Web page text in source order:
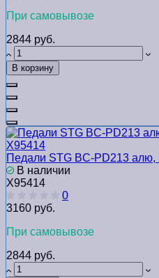
При самовывозе
2844 руб.
В корзину
Педали STG BC-PD213
В наличии
Х95414
0
3160 руб.
При самовывозе
2844 руб.